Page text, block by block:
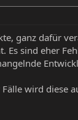
ganz dafür
Es sind eher
wird diese